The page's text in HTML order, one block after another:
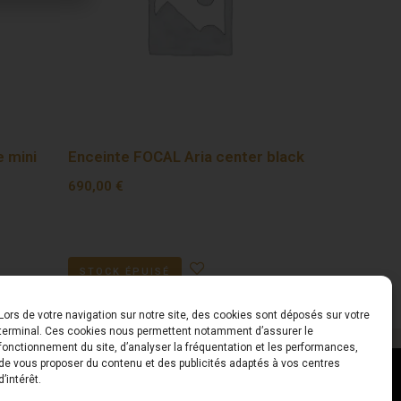
de votre navigation sur notre site, des cookies sont déposés sur votre
Ces cookies nous permettent notamment d’assurer le
du site, d’analyser la fréquentation et les performances,
vous proposer du contenu et des publicités adaptés à vos centres
mini Enceinte FOCAL Aria center black
690,00 €
STOCK ÉPUISÉ